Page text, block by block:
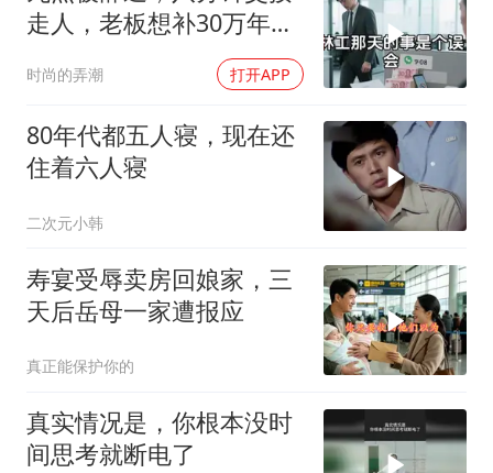
走人，老板想补30万年终
时尚的弄潮 打开APP
80年代都五人寝，现在还
住着六人寝
二次元小韩
寿宴受辱卖房回娘家，三
天后岳母一家遭报应
真正能保护你的
真实情况是，你根本没时
间思考就断电了